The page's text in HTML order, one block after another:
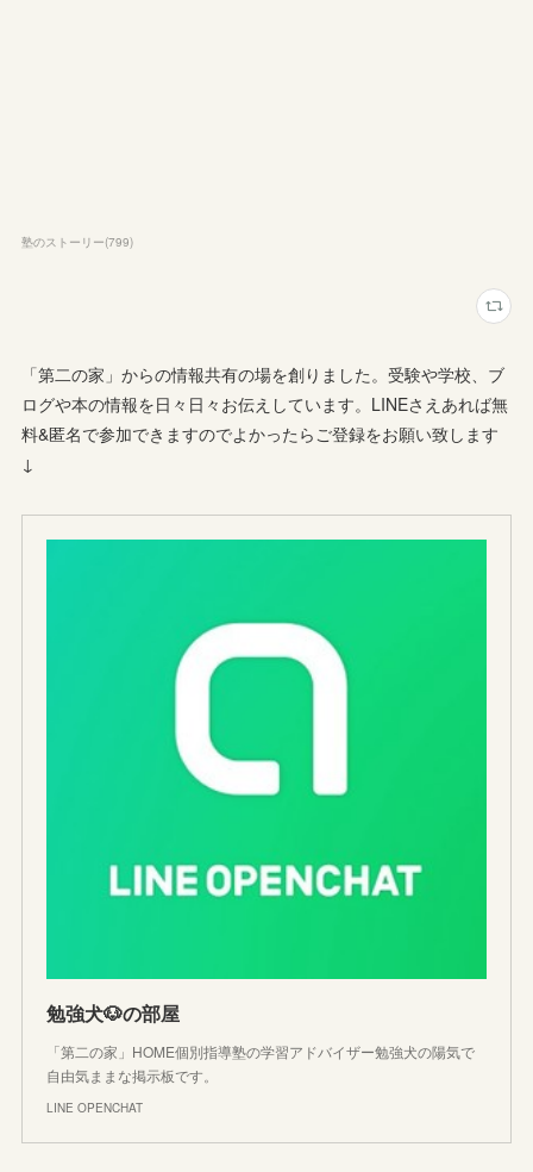
塾のストーリー(799)
「第二の家」からの情報共有の場を創りました。受験や学校、ブ
ログや本の情報を日々日々お伝えしています。LINEさえあれば無
料&匿名で参加できますのでよかったらご登録をお願い致します
↓
勉強犬🐶の部屋
「第二の家」HOME個別指導塾の学習アドバイザー勉強犬の陽気で
自由気ままな掲示板です。
LINE OPENCHAT